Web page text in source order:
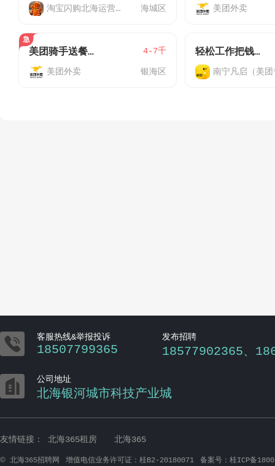
淘宝闪购北海运营中心 海城区 美团外卖
美团骑手送餐工作又可兜风又可挣钱 4-7千
美团外卖 银海区
轻松工作把钱赚外卖骑手
 客服热线&举报投诉
18507799365
发布招聘
18577902365、
 公司地址
北海银河城市科技产业城
友情链接： 北海365租房 北海365
© 北海365招聘网 增值电信业务许可证：桂B2-20180071
备案号：桂ICP备